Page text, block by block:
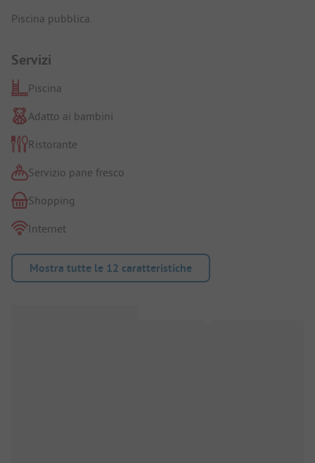
Piscina pubblica.
Servizi
Piscina
Adatto ai bambini
Ristorante
Servizio pane fresco
Shopping
Internet
Mostra tutte le 12 caratteristiche